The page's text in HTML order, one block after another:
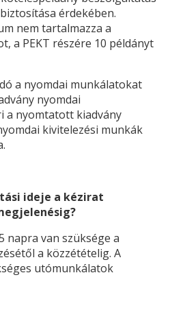
érdekében.
nem tartalmazza a
a PEKT részére 10 példányt
a nyomdai munkálatokat
nyomdai
a nyomtatott kiadvány
kivitelezési munkák
ideje a kézirat
napra van szüksége a
a közzétételig. A
utómunkálatok